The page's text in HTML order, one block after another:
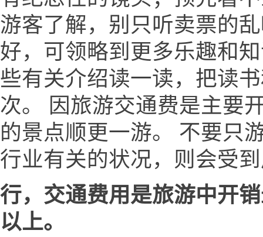
游客了解，别只听卖票的
好，可领略到更多乐趣和
些有关介绍读一读，把读
次。 因旅游交通费是主要
的景点顺更一游。 不要只
行业有关的状况，则会受
行，交通费用是旅游中开
以上。